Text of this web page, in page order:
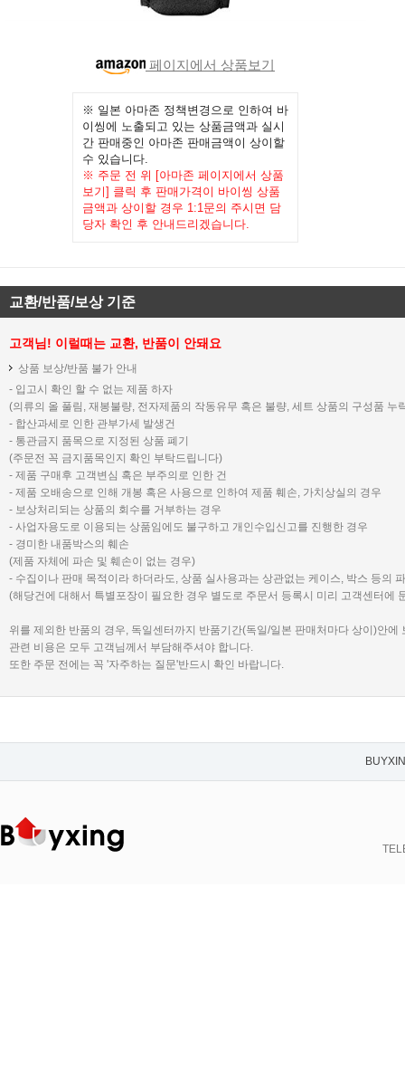
페이지에서 상품보기
※ 일본 아마존 정책변경으로 인하여 바
이씽에 노출되고 있는 상품금액과 실시
간 판매중인 아마존 판매금액이 상이할
수 있습니다.
※ 주문 전 위 [아마존 페이지에서 상품
보기] 클릭 후 판매가격이 바이씽 상품
금액과 상이할 경우 1:1문의 주시면 담
당자 확인 후 안내드리겠습니다.
교환/반품/보상 기준
고객님! 이럴때는 교환, 반품이 안돼요
상품 보상/반품 불가 안내
- 입고시 확인 할 수 없는 제품 하자
(의류의 올 풀림, 재봉불량, 전자제품의 작동유무 혹은 불량, 세트 상품의 구성품 누
- 합산과세로 인한 관부가세 발생건
- 통관금지 품목으로 지정된 상품 폐기
(주문전 꼭 금지품목인지 확인 부탁드립니다)
- 제품 구매후 고객변심 혹은 부주의로 인한 건
- 제품 오배송으로 인해 개봉 혹은 사용으로 인하여 제품 훼손, 가치상실의 경우
- 보상처리되는 상품의 회수를 거부하는 경우
- 사업자용도로 이용되는 상품임에도 불구하고 개인수입신고를 진행한 경우
- 경미한 내품박스의 훼손
(제품 자체에 파손 및 훼손이 없는 경우)
- 수집이나 판매 목적이라 하더라도, 상품 실사용과는 상관없는 케이스, 박스 등의
(해당건에 대해서 특별포장이 필요한 경우 별도로 주문서 등록시 미리 고객센터에
위를 제외한 반품의 경우, 독일센터까지 반품기간(독일/일본 판매처마다 상이)안에
관련 비용은 모두 고객님께서 부담해주셔야 합니다.
또한 주문 전에는 꼭 '자주하는 질문'반드시 확인 바랍니다.